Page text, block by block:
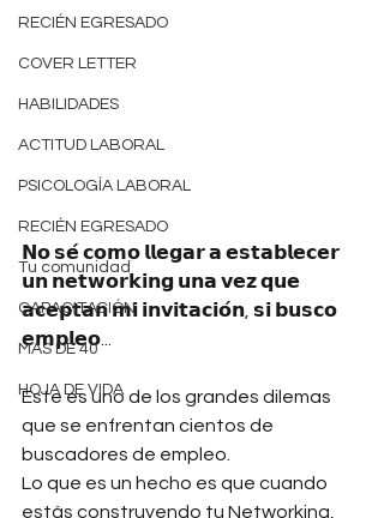
RECIÉN EGRESADO
COVER LETTER
HABILIDADES
ACTITUD LABORAL
PSICOLOGÍA LABORAL
RECIÉN EGRESADO
Tu comunidad
CAPACITACIÓN
MAS DE 40
HOJA DE VIDA
𝗡𝗼 𝘀𝗲́ 𝗰𝗼𝗺𝗼 𝗹𝗹𝗲𝗴𝗮𝗿 𝗮 𝗲𝘀𝘁𝗮𝗯𝗹𝗲𝗰𝗲𝗿
𝘂𝗻 𝗻𝗲𝘁𝘄𝗼𝗿𝗸𝗶𝗻𝗴 𝘂𝗻𝗮 𝘃𝗲𝘇 𝗾𝘂𝗲
𝗮𝗰𝗲𝗽𝘁𝗮𝗻 𝗺𝗶 𝗶𝗻𝘃𝗶𝘁𝗮𝗰𝗶𝗼́𝗻, 𝘀𝗶 𝗯𝘂𝘀𝗰𝗼
𝗲𝗺𝗽𝗹𝗲𝗼...
Este es uno de los grandes dilemas
que se enfrentan cientos de
buscadores de empleo.
Lo que es un hecho es que cuando
estás construyendo tu Networking,